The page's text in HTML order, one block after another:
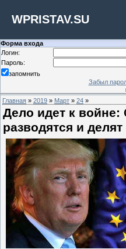
WPRISTAV.SU
Форма входа
Логин:
Пароль:
запомнить
Забыл
Главная » 2019 » Март » 24 »
Дело идет к
разводятся и